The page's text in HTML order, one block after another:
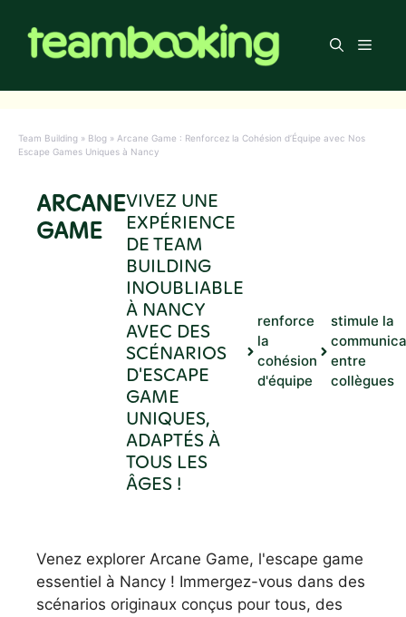
contenu
Menu
Team Building » Blog » Arcane Game : Renforcez la Cohésion d’Équipe avec Nos
Escape Games Uniques à Nancy
ARCANE
GAME
VIVEZ UNE
EXPÉRIENCE
DE TEAM
BUILDING
INOUBLIABLE
À NANCY
AVEC DES
SCÉNARIOS
D'ESCAPE
GAME
UNIQUES,
ADAPTÉS À
TOUS LES
ÂGES !
renforce
la
cohésion
d'équipe
stimule la
entre
collègues
Venez explorer Arcane Game, l'escape game
essentiel à Nancy ! Immergez-vous dans des
scénarios originaux conçus pour tous, des